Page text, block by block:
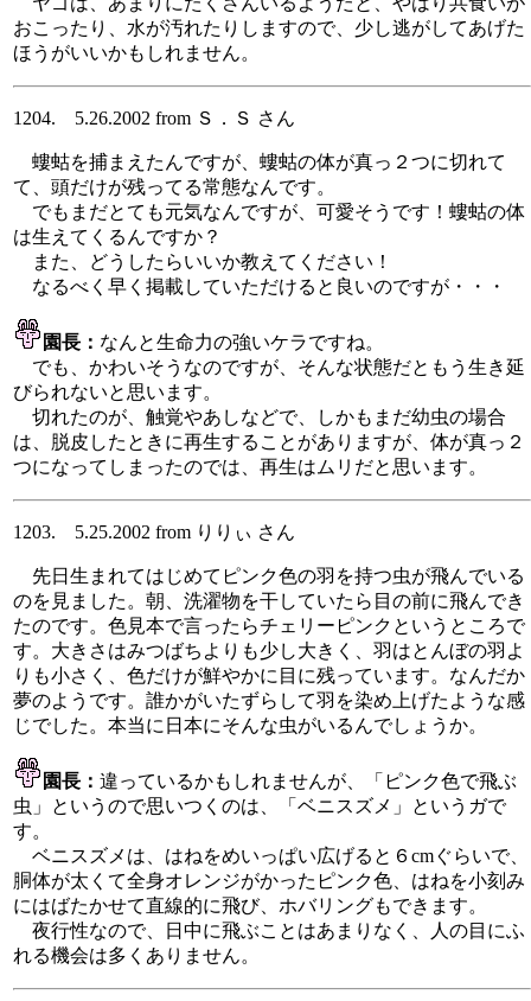
おこったり、水が汚れたりしますので、少し逃がしてあげた
ほうがいいかもしれません。
1204. 5.26.2002 from Ｓ．Ｓ さん
螻蛄を捕まえたんですが、螻蛄の体が真っ２つに切れて
て、頭だけが残ってる常態なんです。
でもまだとても元気なんですが、可愛そうです！螻蛄の体
は生えてくるんですか？
また、どうしたらいいか教えてください！
なるべく早く掲載していただけると良いのですが・・・
園長： なんと生命力の強いケラですね。
でも、かわいそうなのですが、そんな状態だともう生き延
びられないと思います。
切れたのが、触覚やあしなどで、しかもまだ幼虫の場合
は、脱皮したときに再生することがありますが、体が真っ２
つになってしまったのでは、再生はムリだと思います。
1203. 5.25.2002 from りりぃ さん
先日生まれてはじめてピンク色の羽を持つ虫が飛んでいる
のを見ました。朝、洗濯物を干していたら目の前に飛んでき
たのです。色見本で言ったらチェリーピンクというところで
す。大きさはみつばちよりも少し大きく、羽はとんぼの羽よ
りも小さく、色だけが鮮やかに目に残っています。なんだか
夢のようです。誰かがいたずらして羽を染め上げたような感
じでした。本当に日本にそんな虫がいるんでしょうか。
園長： 違っているかもしれませんが、「ピンク色で飛ぶ
虫」というので思いつくのは、「ベニスズメ」というガで
す。
ベニスズメは、はねをめいっぱい広げると６cmぐらいで、
胴体が太くて全身オレンジがかったピンク色、はねを小刻み
にはばたかせて直線的に飛び、ホバリングもできます。
夜行性なので、日中に飛ぶことはあまりなく、人の目にふ
れる機会は多くありません。